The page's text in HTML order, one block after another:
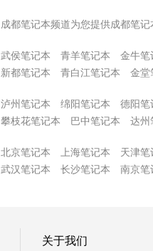
成都笔记本频道为您提供成都笔
武侯笔记本 青羊笔记本 金牛笔
新都笔记本
青白江笔记本 金堂
泸州笔记本 绵阳笔记本 德阳笔
攀枝花笔记本
巴中笔记本 达州
北京笔记本 上海笔记本 天津笔
武汉笔记本
长沙笔记本 南京笔
关于我们